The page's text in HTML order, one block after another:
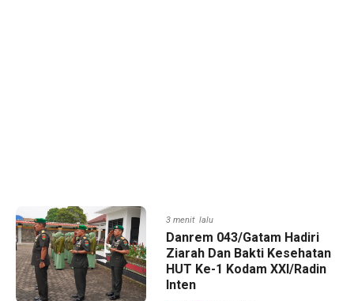
3 menit lalu
Danrem 043/Gatam Hadiri
Ziarah Dan Bakti Kesehatan
HUT Ke-1 Kodam XXI/Radin
Inten